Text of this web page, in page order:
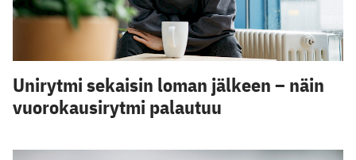
Unirytmi sekaisin loman jälkeen – näin
vuorokausirytmi palautuu